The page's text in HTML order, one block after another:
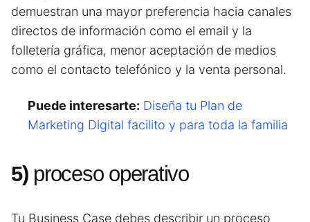
demuestran una mayor preferencia hacia canales
directos de información como el email y la
folletería gráfica, menor aceptación de medios
como el contacto telefónico y la venta personal.
Puede interesarte: Diseña tu Plan de
Marketing Digital facilito y para toda la familia
5)proceso operativo
Tu Business Case debes describir un proceso